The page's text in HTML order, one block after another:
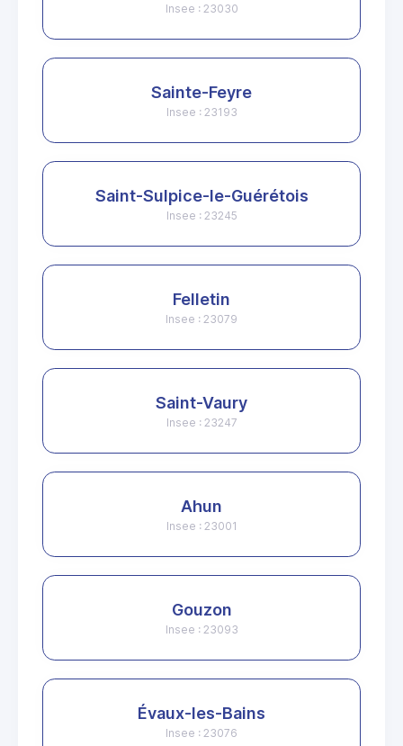
Insee : 23030
Sainte-Feyre
Insee : 23193
Saint-Sulpice-le-Guérétois
Insee : 23245
Felletin
Insee : 23079
Saint-Vaury
Insee : 23247
Ahun
Insee : 23001
Gouzon
Insee : 23093
Évaux-les-Bains
Insee : 23076